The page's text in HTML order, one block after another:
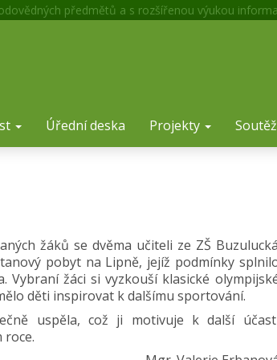
předmětů a s rozšířenou výukou
Úřední deska Projekty
žáků se dvěma učiteli ze ZŠ Buzulucká
pobyt na Lipně, jejíž podmínky
Vybraní žáci si vyzkouší klasické
děti inspirovat k dalšímu sportování.
uspěla, což ji motivuje k další
roce.